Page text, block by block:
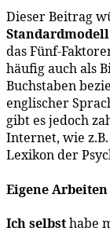
Dieser Beitrag
das Fünf-
häufig auch als
Buchstaben
englischer
gibt es jedoch
Internet, wie
Lexikon der
Eigene
Ich selbsthabe